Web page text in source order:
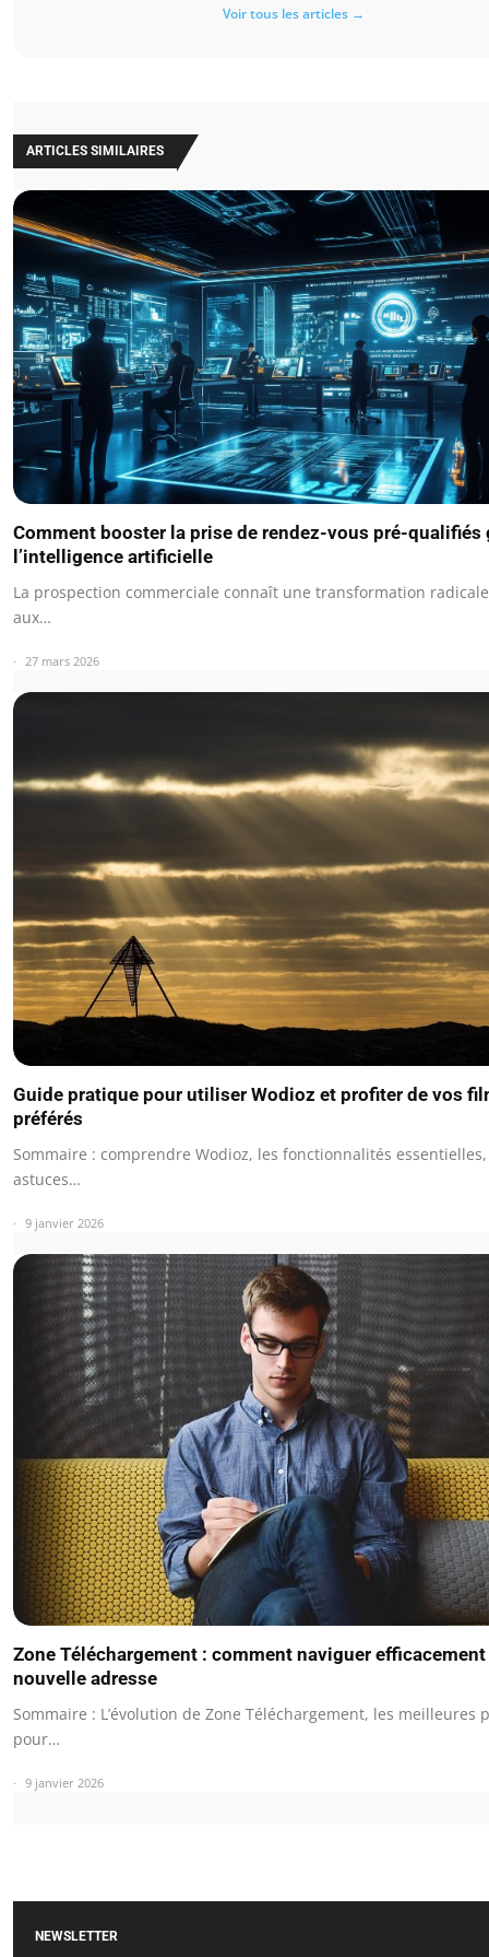
Voir tous les articles →
ARTICLES SIMILAIRES
Comment booster la prise de rendez-vous pré-qualifiés
l’intelligence artificielle
La prospection commerciale connaît une transformation
aux…
27 mars 2026
Guide pratique pour utiliser Wodioz et profiter de vos
préférés
Sommaire : comprendre Wodioz, les fonctionnalités
astuces…
9 janvier 2026
Zone Téléchargement : comment naviguer efficacement
nouvelle adresse
Sommaire : L’évolution de Zone Téléchargement, les meilleures
pour…
9 janvier 2026
NEWSLETTER